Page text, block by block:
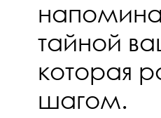
тайной
которая
шагом.